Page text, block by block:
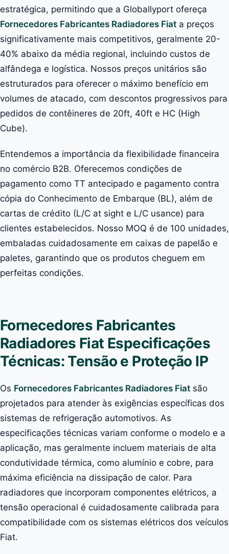
estratégica, permitindo que a Globallyport ofereça
Fornecedores Fabricantes Radiadores Fiat a preços
significativamente mais competitivos, geralmente 20-
40% abaixo da média regional, incluindo custos de
alfândega e logística. Nossos preços unitários são
estruturados para oferecer o máximo benefício em
volumes de atacado, com descontos progressivos para
pedidos de contêineres de 20ft, 40ft e HC (High
Cube).
Entendemos a importância da flexibilidade financeira
no comércio B2B. Oferecemos condições de
pagamento como TT antecipado e pagamento contra
cópia do Conhecimento de Embarque (BL), além de
cartas de crédito (L/C at sight e L/C usance) para
clientes estabelecidos. Nosso MOQ é de 100 unidades,
embaladas cuidadosamente em caixas de papelão e
paletes, garantindo que os produtos cheguem em
perfeitas condições.
Fornecedores Fabricantes
Radiadores Fiat Especificações
Técnicas: Tensão e Proteção IP
Os Fornecedores Fabricantes Radiadores Fiat são
projetados para atender às exigências específicas dos
sistemas de refrigeração automotivos. As
especificações técnicas variam conforme o modelo e a
aplicação, mas geralmente incluem materiais de alta
condutividade térmica, como alumínio e cobre, para
máxima eficiência na dissipação de calor. Para
radiadores que incorporam componentes elétricos, a
tensão operacional é cuidadosamente calibrada para
compatibilidade com os sistemas elétricos dos veículos
Fiat.